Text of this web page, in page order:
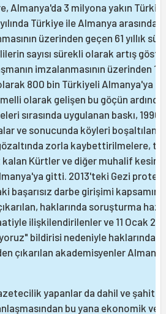
Almanya'da 3 milyona yakın
Türkiye ile Almanya arasında
üzerinden geçen 61 yıllık
sayısı sürekli olarak artış
imzalanmasının üzerinden 12
800 bin Türkiyeli Almanya'ya
olarak gelişen bu göçün
sırasında uygulanan baskı,
ve sonucunda köyleri boşaltılan,
zorla kaybettirilmelere,
Kürtler ve diğer muhalif
gitti. 2013'teki Gezi
başarısız darbe girişimi
haklarında soruşturma
ilişkilendirilenler ve 11 Ocak
bildirisi nedeniyle haklarında
çıkarılan akademisyenler
yapanlar da dahil ve şahit
bu yana ekonomik